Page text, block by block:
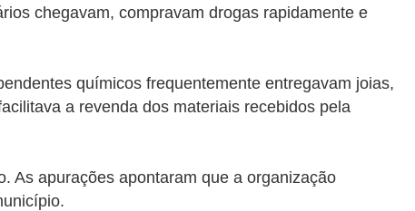
chegavam, compravam drogas rapidamente e
químicos frequentemente entregavam joias,
a revenda dos materiais recebidos pela
As apurações apontaram que a organização